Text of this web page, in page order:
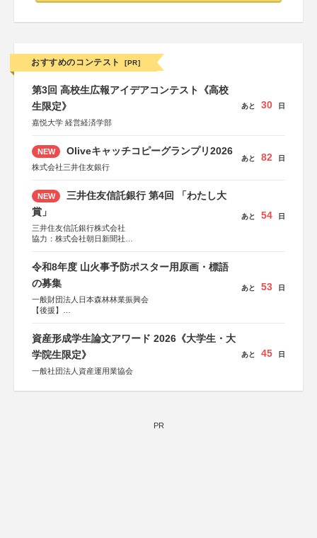
おすすめのコンテスト [PR]
第3回 高校生広報アイデアコンテスト《高校
生限定》
嘉悦大学 経営経済学部
あと 30 日
NEW Oliveキャッチコピーグランプリ2026
株式会社三井住友銀行
あと 82 日
NEW
三井住友信託銀行 第4回 「わたし大
賞」
三井住友信託銀行株式会社
協力：株式会社朝日新聞社
あと 54 日
令和8年度 山火事予防ポスター用原画・標語
の募集
一般財団法人日本森林林業振興会
【後援】
会、森林火災対策協会
あと 53 日
資産形成学生論文アワード 2026《大学生・大
学院生限定》
一般社団法人資産運用業協会
あと 45 日
PR